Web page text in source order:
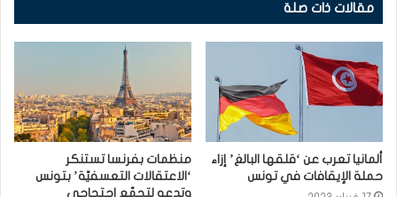
مقالات ذات صلة
ألمانيا تعرب عن ‘قلقها البالغ’ إزاء
حملة الإيقافات في تونس
منظمات بفرنسا تستنكر
‘الاعتقالات التعسفيّة’ بتونس
وتدعو لتجمّع احتجاجي